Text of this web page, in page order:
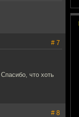
# 7
что хоть
# 8